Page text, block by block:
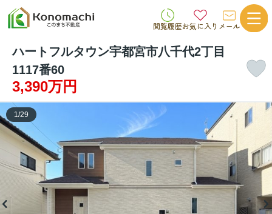
閲覧履歴お気に入り メール
ハートフルタウン宇都宮市八千代2丁目
1117番60
3,390万円
1 /29